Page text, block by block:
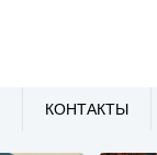
КОНТАКТЫ